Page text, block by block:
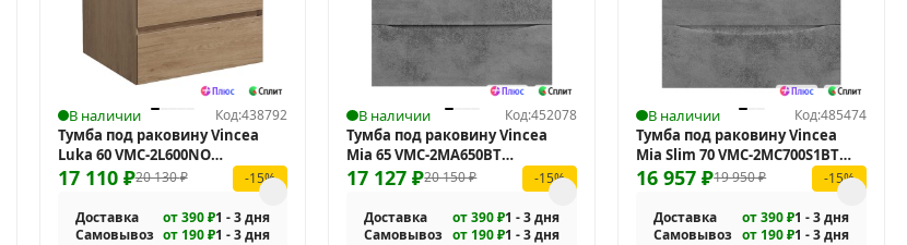
В наличии Код:438792
Тумба под раковину Vincea
Luka 60 VMC-2L600NO
подвесная20 130₽
17 110 ₽ -15%
Доставка от 390 ₽1 - 3 дня
Самовывоз от 190 ₽1 - 3 дня
В наличии Код:452078
Тумба под раковину Vincea
Mia 65 VMC-2MA650BT
подвесная20 150₽
17 127₽ -15%
Доставка от 390 ₽1 - 3 дня
Самовывоз от 190 ₽1 - 3 дня
В наличии Код:485474
Тумба под раковину Vincea
Mia Slim 70 VMC-2MC700S1BT
подвесная19 950₽
16 957₽ -15%
Доставка от 390 ₽1 - 3 дня
Самовывоз от 190 ₽1 - 3 дня